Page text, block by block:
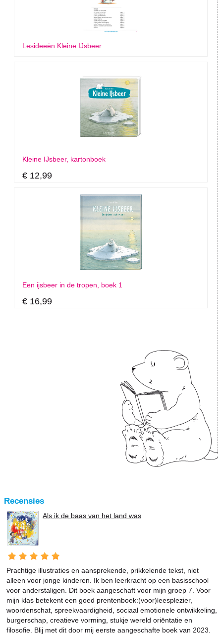
Lesideeën Kleine IJsbeer
Kleine IJsbeer, kartonboek
€ 12,99
Een ijsbeer in de tropen, boek 1
€ 16,99
Recensies
Als ik de baas van het land was
Prachtige illustraties en aansprekende, prikkelende tekst, niet
alleen voor jonge kinderen. Ik ben leerkracht op een basisschool
voor anderstaligen. Dit boek aangeschaft voor mijn groep 7. Voor
mijn klas betekent een goed prentenboek:(voor)leesplezier,
woordenschat, spreekvaardigheid, sociaal emotionele ontwikkeling,
burgerschap, creatieve vorming, stukje wereld oriëntatie en
filosofie. Blij met dit door mij eerste aangeschafte boek van 2023.